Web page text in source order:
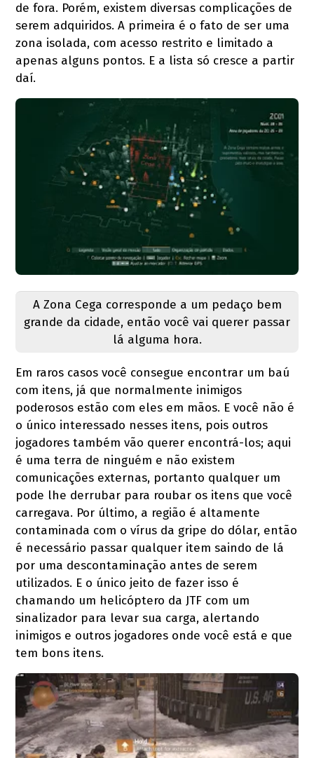
de fora. Porém, existem diversas complicações de
serem adquiridos. A primeira é o fato de ser uma
zona isolada, com acesso restrito e limitado a
apenas alguns pontos. E a lista só cresce a partir
daí.
A Zona Cega corresponde a um pedaço bem
grande da cidade, então você vai querer passar
lá alguma hora.
Em raros casos você consegue encontrar um baú
com itens, já que normalmente inimigos
poderosos estão com eles em mãos. E você não é
o único interessado nesses itens, pois outros
jogadores também vão querer encontrá-los; aqui
é uma terra de ninguém e não existem
comunicações externas, portanto qualquer um
pode lhe derrubar para roubar os itens que você
carregava. Por último, a região é altamente
contaminada com o vírus da gripe do dólar, então
é necessário passar qualquer item saindo de lá
por uma descontaminação antes de serem
utilizados. E o único jeito de fazer isso é
chamando um helicóptero da JTF com um
sinalizador para levar sua carga, alertando
inimigos e outros jogadores onde você está e que
tem bons itens.